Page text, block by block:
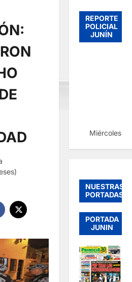
REPORTE
POLICIAL
JUNÍN
Miércoles,
NUESTRAS
PORTADAS
PORTADA
JUNIN